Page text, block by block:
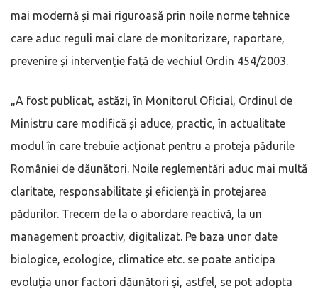
mai modernă și mai riguroasă prin noile norme tehnice
care aduc reguli mai clare de monitorizare, raportare,
prevenire și intervenție față de vechiul Ordin 454/2003.
„A fost publicat, astăzi, în Monitorul Oficial, Ordinul de
Ministru care modifică și aduce, practic, în actualitate
modul în care trebuie acționat pentru a proteja pădurile
României de dăunători. Noile reglementări aduc mai multă
claritate, responsabilitate și eficiență în protejarea
pădurilor. Trecem de la o abordare reactivă, la un
management proactiv, digitalizat. Pe baza unor date
biologice, ecologice, climatice etc. se poate anticipa
evoluția unor factori dăunători și, astfel, se pot adopta